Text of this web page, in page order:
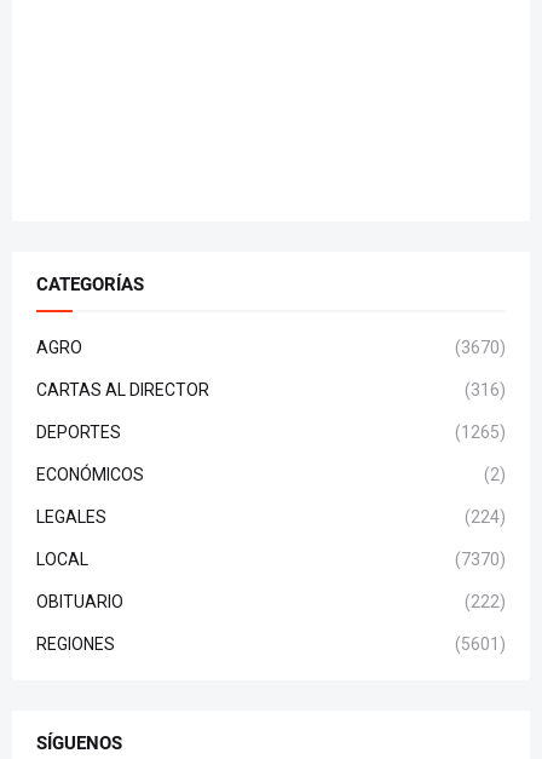
CATEGORÍAS
AGRO (3670)
CARTAS AL DIRECTOR (316)
DEPORTES (1265)
ECONÓMICOS (2)
LEGALES (224)
LOCAL (7370)
OBITUARIO (222)
REGIONES (5601)
SÍGUENOS